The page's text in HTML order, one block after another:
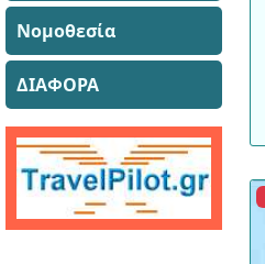
Νομοθεσία
ΔΙΑΦΟΡΑ